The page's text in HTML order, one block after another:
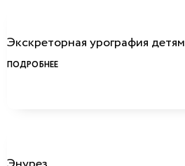
Экскреторная урография детям
ПОДРОБНЕЕ